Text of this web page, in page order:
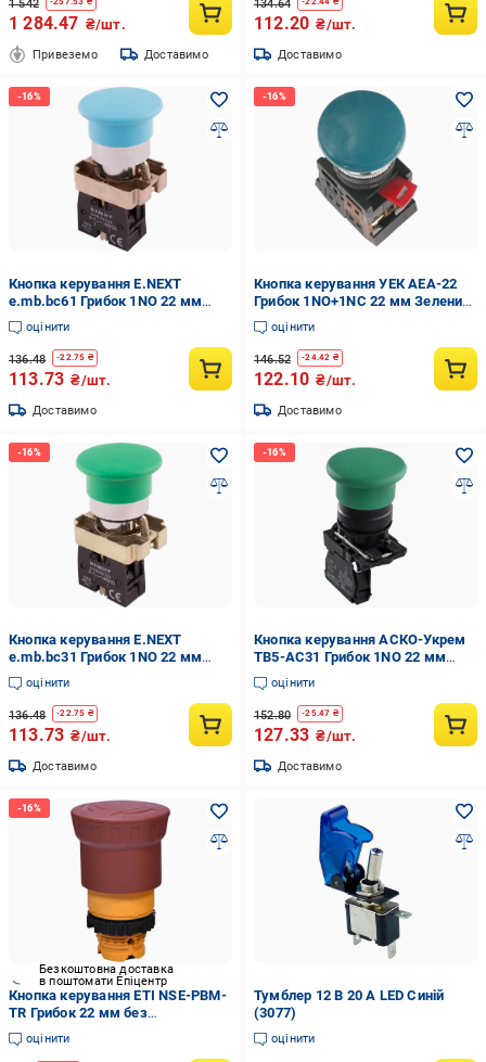
1 542
1 284.47 ₴/шт.
Привеземо Доставимо
134.64
112.20 ₴/шт.
Доставимо
Кнопка керування E.NEXT
e.mb.bc61 Грибок 1NO 22 мм
Синій (p0810118)
оцінити
136.48 -22.75 ₴
113.73 ₴/шт.
Доставимо
Кнопка керування УЕК AEA-22
Грибок 1NO+1NC 22 мм Зелений
(BBG30-AEA-K06)
оцінити
146.52 -24.42 ₴
122.10 ₴/шт.
Доставимо
Кнопка керування E.NEXT
e.mb.bc31 Грибок 1NO 22 мм
Зелений (p0810116)
оцінити
136.48 -22.75 ₴
113.73 ₴/шт.
Доставимо
Кнопка керування АСКО-Укрем
TB5-AC31 Грибок 1NO 22 мм
Зелений (A0140010178)
оцінити
152.80 -25.47 ₴
127.33 ₴/шт.
Доставимо
Безкоштовна доставка
в поштомати Епіцентр
Кнопка керування ETI NSE-PBM-
TR Грибок 22 мм без
підсвічування вимикання
поворотом Червоний (4774040)
оцінити
Тумблер 12 В 20 А LED Синій
(3077)
оцінити